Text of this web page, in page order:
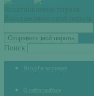
Всоатновление пароля
Восстановите свой пароль
Поиск
Вход/Регистрация
О сайте рыбхоз